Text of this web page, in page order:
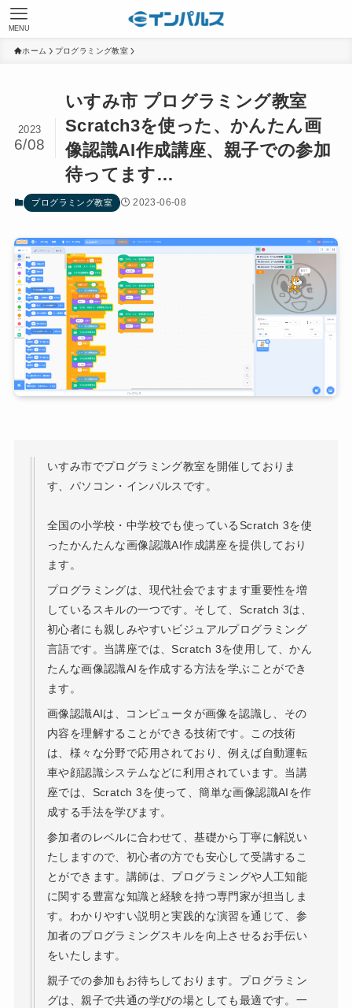
MENU
ホーム プログラミング教室
いすみ市 プログラミング教室
Scratch3を使った、かんたん画
像認識AI作成講座、親子での参加
待ってます…
2023
6/08
プログラミング教室 2023-06-08
いすみ市でプログラミング教室を開催しておりま
す、パソコン・インパルスです。
全国の小学校・中学校でも使っているScratch 3を使
ったかんたんな画像認識AI作成講座を提供しており
ます。
プログラミングは、現代社会でますます重要性を増
しているスキルの一つです。そして、Scratch 3は、
初心者にも親しみやすいビジュアルプログラミング
言語です。当講座では、Scratch 3を使用して、かん
たんな画像認識AIを作成する方法を学ぶことができ
ます。
画像認識AIは、コンピュータが画像を認識し、その
内容を理解することができる技術です。この技術
は、様々な分野で応用されており、例えば自動運転
車や顔認識システムなどに利用されています。当講
座では、Scratch 3を使って、簡単な画像認識AIを作
成する手法を学びます。
参加者のレベルに合わせて、基礎から丁寧に解説い
たしますので、初心者の方でも安心して受講するこ
とができます。講師は、プログラミングや人工知能
に関する豊富な知識と経験を持つ専門家が担当しま
す。わかりやすい説明と実践的な演習を通じて、参
加者のプログラミングスキルを向上させるお手伝い
をいたします。
親子での参加もお待ちしております。プログラミン
グは、親子で共通の学びの場としても最適です。一